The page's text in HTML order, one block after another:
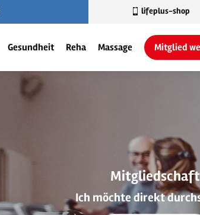
lifeplus-shop
Gesundheit Reha Massage Mitglied
Mitgliedschaft
Ich möchte direkt